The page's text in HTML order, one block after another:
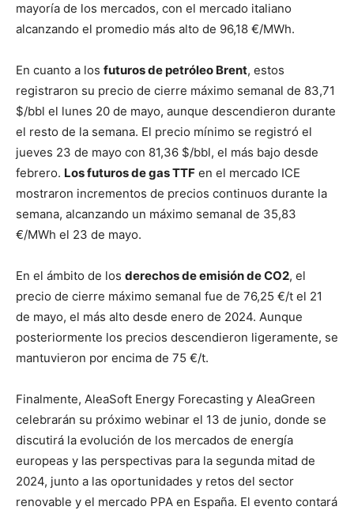
mayoría de los mercados, con el mercado italiano
alcanzando el promedio más alto de 96,18 €/MWh.
En cuanto a los futuros de petróleo Brent, estos
registraron su precio de cierre máximo semanal de 83,71
$/bbl el lunes 20 de mayo, aunque descendieron durante
el resto de la semana. El precio mínimo se registró el
jueves 23 de mayo con 81,36 $/bbl, el más bajo desde
febrero. Los futuros de gas TTF en el mercado ICE
mostraron incrementos de precios continuos durante la
semana, alcanzando un máximo semanal de 35,83
€/MWh el 23 de mayo.
En el ámbito de los derechos de emisión de CO2, el
precio de cierre máximo semanal fue de 76,25 €/t el 21
de mayo, el más alto desde enero de 2024. Aunque
posteriormente los precios descendieron ligeramente, se
mantuvieron por encima de 75 €/t.
Finalmente, AleaSoft Energy Forecasting y AleaGreen
celebrarán su próximo webinar el 13 de junio, donde se
discutirá la evolución de los mercados de energía
europeas y las perspectivas para la segunda mitad de
2024, junto a las oportunidades y retos del sector
renovable y el mercado PPA en España. El evento contará